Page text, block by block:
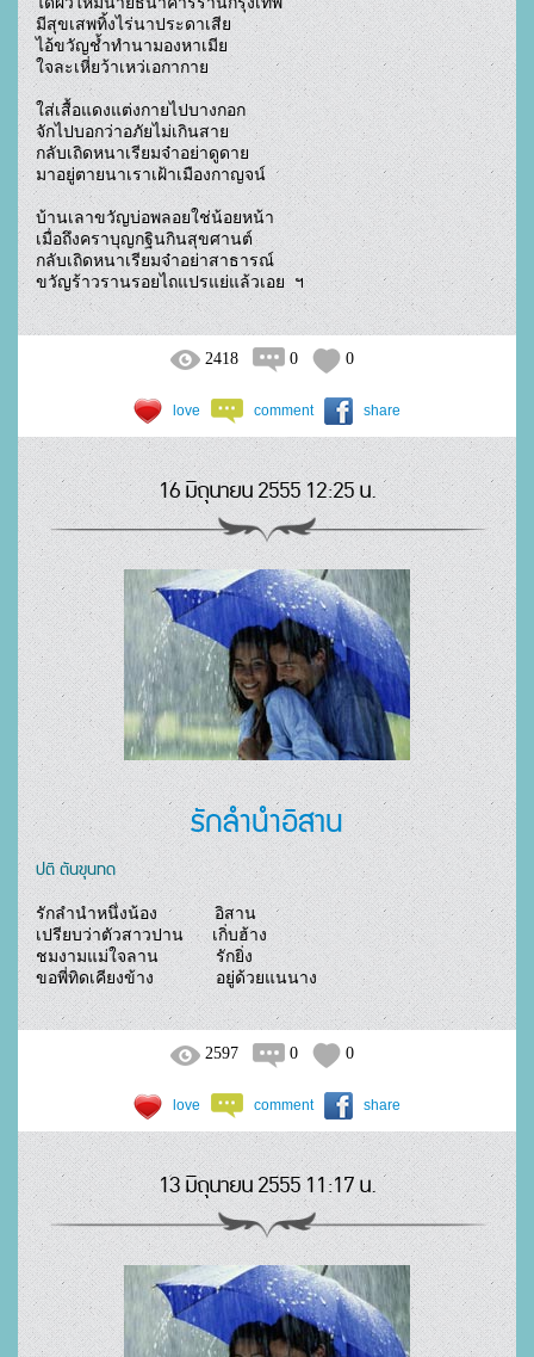
มีสุขเสพทิ้งไร่นาประดาเสีย
ไอ้ขวัญช้ำทำนามองหาเมีย
ใจละเหี่ยว้าเหว่เอกากาย
ใส่เสื้อแดงแต่งกายไปบางกอก
จักไปบอกว่าอภัยไม่เกินสาย
กลับเถิดหนาเรียมจ๋าอย่าดูดาย
มาอยู่ตายนาเราเฝ้าเมืองกาญจน์
บ้านเลาขวัญบ่อพลอยใช่น้อยหน้า
เมื่อถึงคราบุญกฐินกินสุขศานต์
กลับเถิดหนาเรียมจ๋าอย่าสาธารณ์
ขวัญร้าวรานรอยไถแปรแย่แล้วเอย  ฯ
2418 0 0
love comment share
16 มิถุนายน 2555 12:25 น.
รักลำนำอิสาน
ปติ ตันขุนทด
รักลำนำหนึ่งน้อง            อิสาน
เปรียบว่าตัวสาวปาน      เกิ่บฮ้าง
ชมงามแม่ใจลาน            รักยิ่ง
ขอพี่ทิดเคียงข้าง             อยู่ด้วยแนนาง
2597 0 0
love comment share
13 มิถุนายน 2555 11:17 น.